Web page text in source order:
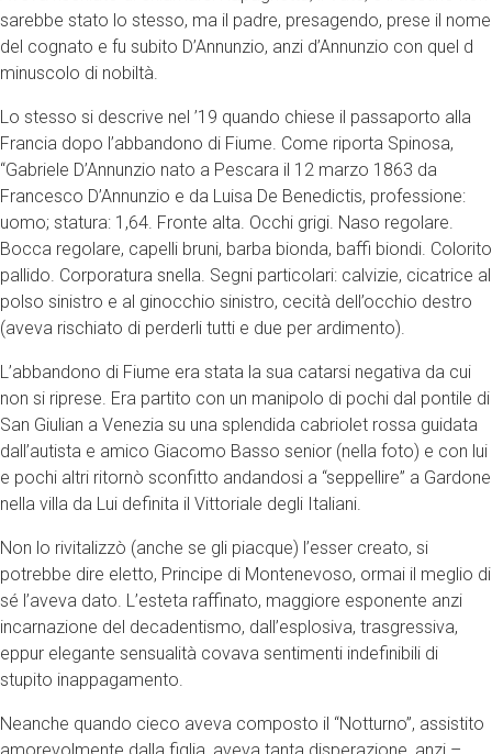
sarebbe stato lo stesso, ma il padre, presagendo, prese il nome
del cognato e fu subito D’Annunzio, anzi d’Annunzio con quel d
minuscolo di nobiltà.
Lo stesso si descrive nel ’19 quando chiese il passaporto alla
Francia dopo l’abbandono di Fiume. Come riporta Spinosa,
“Gabriele D’Annunzio nato a Pescara il 12 marzo 1863 da
Francesco D’Annunzio e da Luisa De Benedictis, professione:
uomo; statura: 1,64. Fronte alta. Occhi grigi. Naso regolare.
Bocca regolare, capelli bruni, barba bionda, baffi biondi. Colorito
pallido. Corporatura snella. Segni particolari: calvizie, cicatrice al
polso sinistro e al ginocchio sinistro, cecità dell’occhio destro
(aveva rischiato di perderli tutti e due per ardimento).
L’abbandono di Fiume era stata la sua catarsi negativa da cui
non si riprese. Era partito con un manipolo di pochi dal pontile di
San Giulian a Venezia su una splendida cabriolet rossa guidata
dall’autista e amico Giacomo Basso senior (nella foto) e con lui
e pochi altri ritornò sconfitto andandosi a “seppellire” a Gardone
nella villa da Lui definita il Vittoriale degli Italiani.
Non lo rivitalizzò (anche se gli piacque) l’esser creato, si
potrebbe dire eletto, Principe di Montenevoso, ormai il meglio di
sé l’aveva dato. L’esteta raffinato, maggiore esponente anzi
incarnazione del decadentismo, dall’esplosiva, trasgressiva,
eppur elegante sensualità covava sentimenti indefinibili di
stupito inappagamento.
Neanche quando cieco aveva composto il “Notturno”, assistito